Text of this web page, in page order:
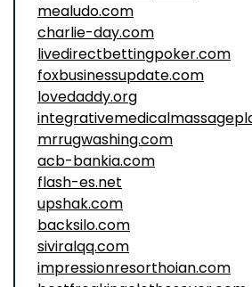
mealudo.com
charlie-day.com
livedirectbettingpoker.com
foxbusinessupdate.com
lovedaddy.org
mrrugwashing.com
acb-bankia.com
flash-es.net
upshak.com
backsilo.com
siviralqq.com
impressionresorthoian.com